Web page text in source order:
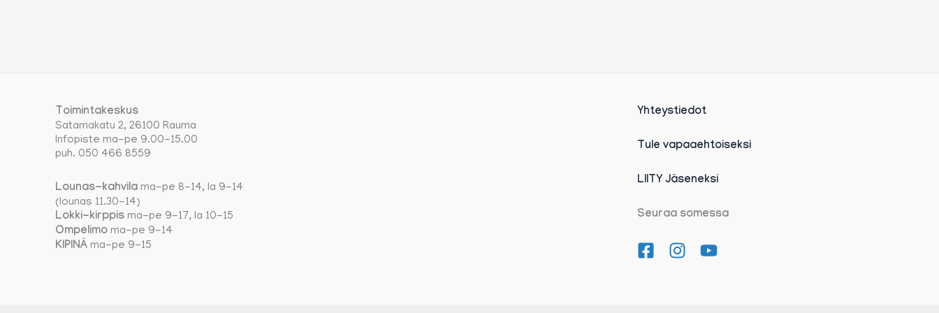
Toimintakeskus
Satamakatu 2, 26100 Rauma
Infopiste ma-pe 9.00-15.00
puh. 050 466 8559
Lounas-kahvilama-pe 8-14, la 9-14
(lounas 11.30-14)
Lokki-kirppisma-pe 9-17, la 10-15
Ompelimoma-pe 9-14
KIPINÄma-pe 9-15
Yhteystiedot
Tule vapaaehtoiseksi
LIITY Jäseneksi
Seuraa somessa